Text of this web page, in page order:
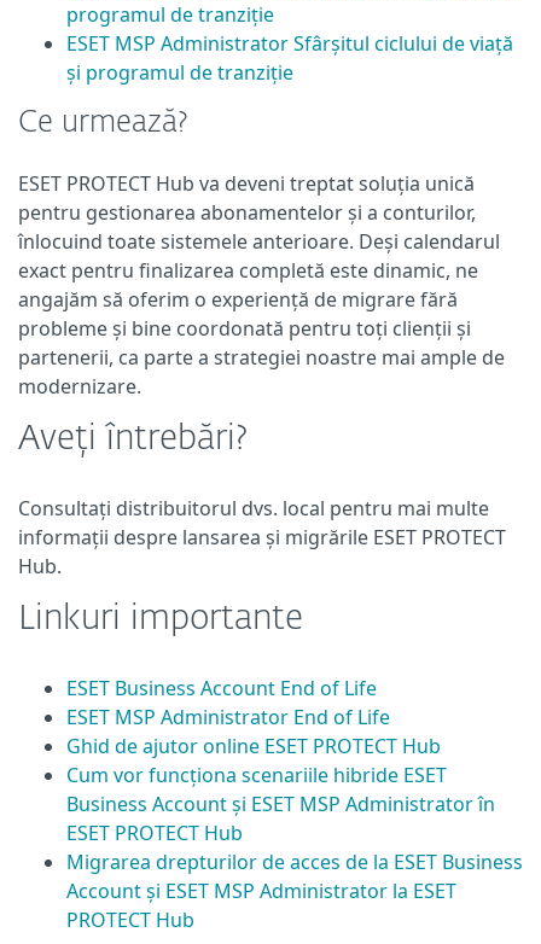
programul de tranziție
ESET MSP Administrator Sfârșitul ciclului de viață
și programul de tranziție
Ce urmează?
ESET PROTECT Hub va deveni treptat soluția unică
pentru gestionarea abonamentelor și a conturilor,
înlocuind toate sistemele anterioare. Deși calendarul
exact pentru finalizarea completă este dinamic, ne
angajăm să oferim o experiență de migrare fără
probleme și bine coordonată pentru toți clienții și
partenerii, ca parte a strategiei noastre mai ample de
modernizare.
Aveți întrebări?
Consultați distribuitorul dvs. local pentru mai multe
informații despre lansarea și migrările ESET PROTECT
Hub.
Linkuri importante
ESET Business Account End of Life
ESET MSP Administrator End of Life
Ghid de ajutor online ESET PROTECT Hub
Cum vor funcționa scenariile hibride ESET
Business Account și ESET MSP Administrator în
ESET PROTECT Hub
Migrarea drepturilor de acces de la ESET Business
Account și ESET MSP Administrator la ESET
PROTECT Hub